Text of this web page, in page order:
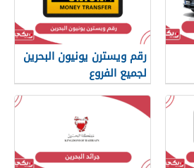
رقم ويسترن يونيون البحرين
لجميع الفروع